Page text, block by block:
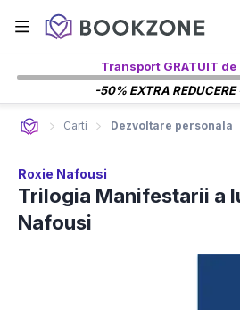
Transport GRATUIT
-50% EXTRA REDUCERE
Carti Dezvoltare personala
Roxie Nafousi
Trilogia Manifestarii a
Nafousi